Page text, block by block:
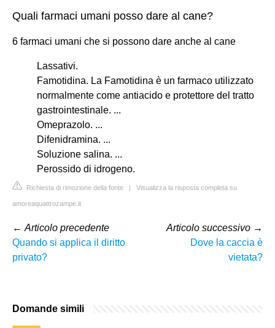
Quali farmaci umani posso dare al cane?
6 farmaci umani che si possono dare anche al cane
Lassativi.
Famotidina. La Famotidina è un farmaco utilizzato
normalmente come antiacido e protettore del tratto
gastrointestinale. ...
Omeprazolo. ...
Difenidramina. ...
Soluzione salina. ...
Perossido di idrogeno.
Richiesta di rimozione della fonte | Visualizza la risposta completa su
amoreaquattrozampe.it
← Articolo precedente
Quando si applica il diritto
privato?
Articolo successivo →
Dove la caccia è
vietata?
Domande simili